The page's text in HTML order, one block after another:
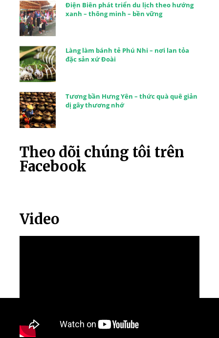
Điện Biên phát triển du lịch theo hướng
xanh – thông minh – bền vững
Làng làm bánh tẻ Phú Nhi – nơi lan tỏa
đặc sản xứ Đoài
Tương bần Hưng Yên – thức quà quê giản
dị gây thương nhớ
Theo dõi chúng tôi trên
Facebook
Video